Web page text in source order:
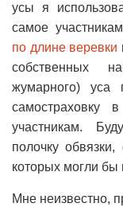
усы я
самое
по длине веревки
собственных
жумарного) уса
самостраховку
участникам.
полочку
которых могли бы
Мне неизвестно,